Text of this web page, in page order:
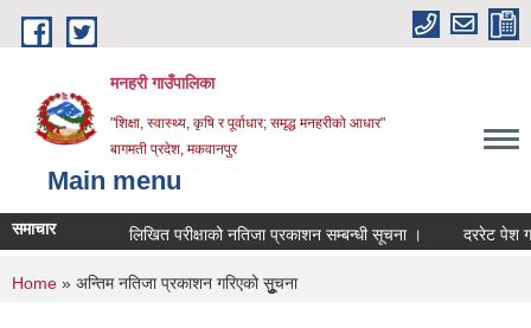
Skip to main content
मनहरी गाउँपालिका
"शिक्षा, स्वास्थ्य, कृषि र पूर्वाधार; समृद्ध मनहरीको आधार"
बागमती प्रदेश, मकवानपुर
Main menu
समाचार लिखित परीक्षाको नतिजा प्रकाशन सम्बन्धी सूचना । दररेट पेश गर्ने
You are here
Home » अन्तिम नतिजा प्रकाशन गरिएको सूुुुुचना